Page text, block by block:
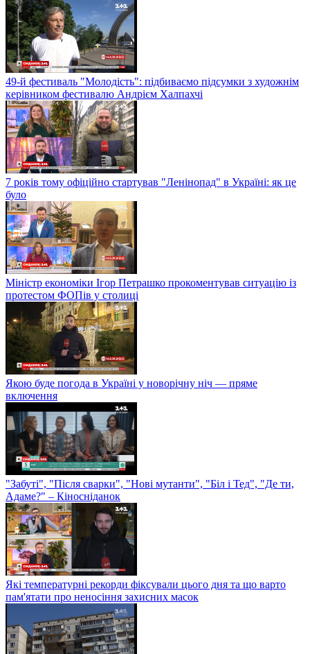
49-й фестиваль "Молодість": підбиваємо підсумки з художнім
керівником фестивалю Андрієм Халпахчі
7 років тому офіційно стартував "Ленінопад" в Україні: як це
було
Міністр економіки Ігор Петрашко прокоментував ситуацію із
протестом ФОПів у столиці
Якою буде погода в Україні у новорічну ніч — пряме
включення
"Забуті", "Після сварки", "Нові мутанти", "Біл і Тед", "Де ти,
Адаме?" – Кіносніданок
Які температурні рекорди фіксували цього дня та що варто
пам'ятати про неносіння захисних масок